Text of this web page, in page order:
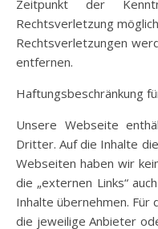
Zeitpunkt der
Rechtsverletzung
Rechtsverletzungen
entfernen.
Haftungsbeschränkung
Unsere Webseite
Dritter. Auf die Inhalte
Webseiten haben wir
die „externen Links“
Inhalte übernehmen. Für
die jeweilige Anbieter